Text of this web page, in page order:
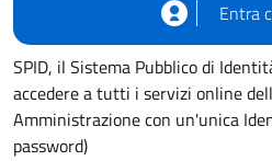
Entra
SPID, il Sistema Pubblico di
accedere a tutti i servizi online
Amministrazione con un'unica
password)